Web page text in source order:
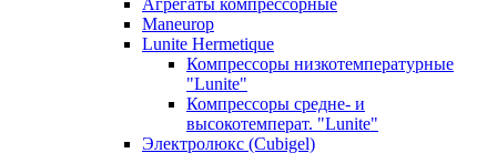
Maneurop
Lunite Hermetique
Компрессоры низкотемпературные
"Lunite"
Компрессоры средне- и
высокотемперат. "Lunite"
Электролюкс (Cubigel)